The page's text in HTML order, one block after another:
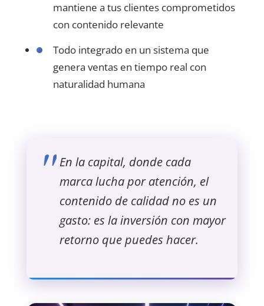
mantiene a tus clientes comprometidos
con contenido relevante
Todo integrado en un sistema que
genera ventas en tiempo real con
naturalidad humana
En la capital, donde cada
marca lucha por atención, el
contenido de calidad no es un
gasto: es la inversión con mayor
retorno que puedes hacer.